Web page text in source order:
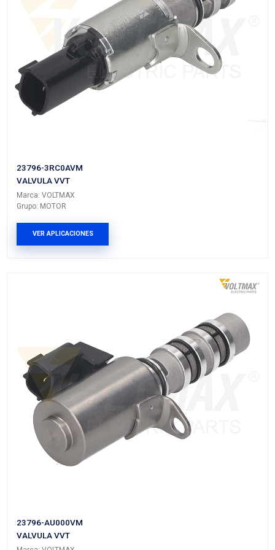
24355-2B700VM
VALVULA VVT
Marca: VOLTMAX
Grupo: MOTOR
VER APLICACIONES